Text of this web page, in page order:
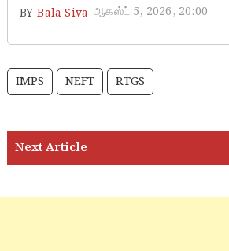
BY Bala Siva ஆகஸ்ட் 5, 2026, 20:00
IMPS NEFT RTGS